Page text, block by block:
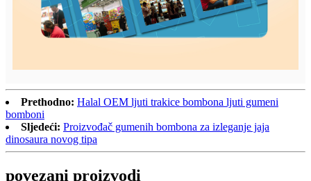
Prethodno: Halal OEM ljuti trakice bombona ljuti gumeni
bomboni
Sljedeći: Proizvođač gumenih bombona za izleganje jaja
dinosaura novog tipa
povezani proizvodi